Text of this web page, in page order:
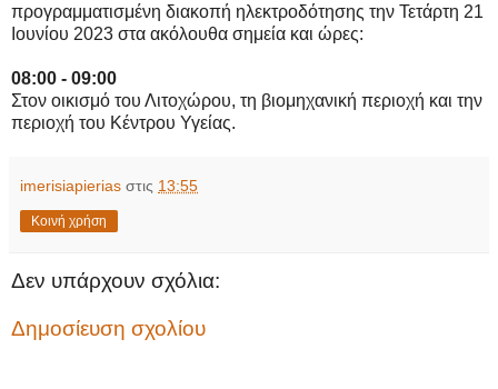
προγραμματισμένη διακοπή ηλεκτροδότησης την Τετάρτη 21
Ιουνίου 2023 στα ακόλουθα σημεία και ώρες:
08:00 - 09:00
Στον οικισμό του Λιτοχώρου, τη βιομηχανική περιοχή και την
περιοχή του Κέντρου Υγείας.
imerisiapierias στις 13:55
Κοινή χρήση
Δεν υπάρχουν σχόλια:
Δημοσίευση σχολίου